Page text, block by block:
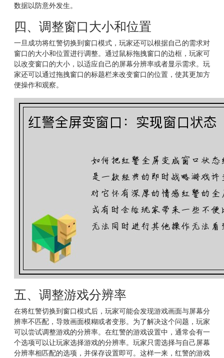
数据以防意外发生。
四、调整窗口大小和位置
一旦成功将红警切换到窗口模式，玩家还可以根据自己的需求对
窗口的大小和位置进行调整。通过鼠标拖拽窗口的边框，玩家可
以改变窗口的大小，以适应自己的屏幕分辨率或者显示需求。玩
家还可以通过拖拽窗口的标题栏来改变窗口的位置，使其更加方
便操作和观察。
五、调整游戏分辨率
在将红警切换到窗口模式后，玩家可能会发现游戏画面与屏幕分
辨率不匹配，导致画面模糊或者变形。为了解决这个问题，玩家
可以尝试调整游戏的分辨率。在红警的游戏设置中，通常会有一
个选项可以让玩家选择游戏的分辨率。玩家只需选择与自己屏幕
分辨率相匹配的选项，并保存设置即可。这样一来，红警的游戏